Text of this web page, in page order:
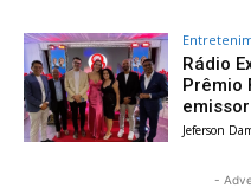
Rádio
Prêmio
Jeferson
-